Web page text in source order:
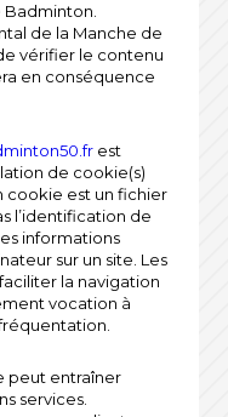
de la Manche de
vérifier le contenu
en conséquence
est
de cookie(s)
cookie est un fichier
l’identification de
informations
sur un site. Les
la navigation
vocation à
peut entraîner
services.